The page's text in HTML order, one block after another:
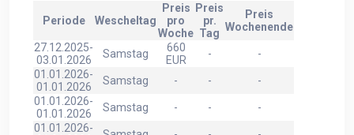
Periode Wescheltag
Preis
pro
Woche
Preis
pr.
Tag
Preis
Wochenende
27.12.2025-
03.01.2026
Samstag
660
EUR
-
-
01.01.2026-
01.01.2026
Samstag - -
-
01.01.2026-
01.01.2026
Samstag - -
-
01.01.2026-